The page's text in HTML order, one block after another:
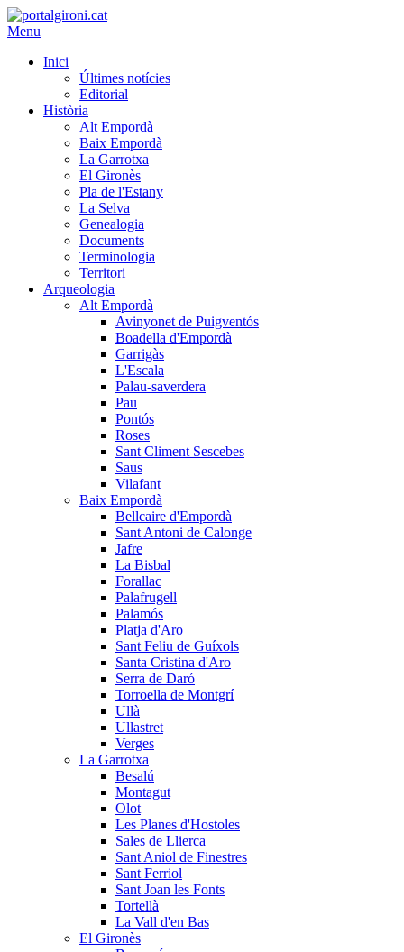
Menu
Inici
Últimes notícies
Editorial
Història
Alt Empordà
Baix Empordà
La Garrotxa
El Gironès
Pla de l'Estany
La Selva
Genealogia
Documents
Terminologia
Territori
Arqueologia
Alt Empordà
Avinyonet de Puigventós
Boadella d'Empordà
Garrigàs
L'Escala
Palau-saverdera
Pau
Pontós
Roses
Sant Climent Sescebes
Saus
Vilafant
Baix Empordà
Bellcaire d'Empordà
Sant Antoni de Calonge
Jafre
La Bisbal
Forallac
Palafrugell
Palamós
Platja d'Aro
Sant Feliu de Guíxols
Santa Cristina d'Aro
Serra de Daró
Torroella de Montgrí
Ullà
Ullastret
Verges
La Garrotxa
Besalú
Montagut
Olot
Les Planes d'Hostoles
Sales de Llierca
Sant Aniol de Finestres
Sant Ferriol
Sant Joan les Fonts
Tortellà
La Vall d'en Bas
El Gironès